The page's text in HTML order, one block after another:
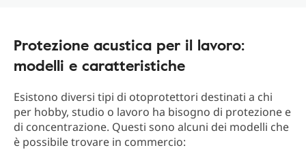
Protezione acustica per il lavoro:
modelli e caratteristiche
Esistono diversi tipi di otoprotettori destinati a chi
per hobby, studio o lavoro ha bisogno di protezione e
di concentrazione. Questi sono alcuni dei modelli che
è possibile trovare in commercio: